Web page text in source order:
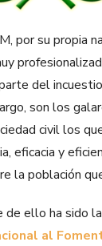
por su propia
del
son los
civil los
eficacia y
la población
ello ha sido
al